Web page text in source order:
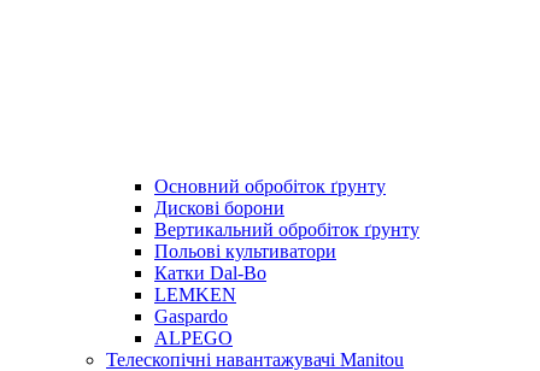
Основний обробіток ґрунту
Дискові борони
Вертикальний обробіток ґрунту
Польові культиватори
Катки Dal-Bo
LEMKEN
Gaspardo
ALPEGO
Телескопічні навантажувачі Manitou